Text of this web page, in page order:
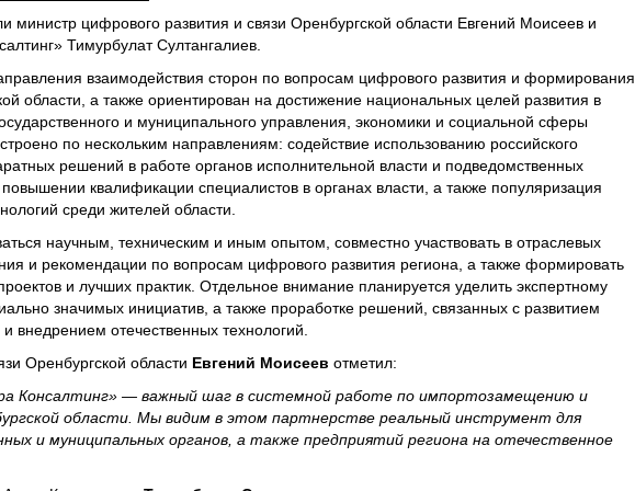
министр цифрового развития и связи Оренбургской области Евгений Моисеев и
Тимурбулат Султангалиев.
взаимодействия сторон по вопросам цифрового развития и формирования
области, а также ориентирован на достижение национальных целей развития в
и муниципального управления, экономики и социальной сферы
по нескольким направлениям: содействие использованию российского
решений в работе органов исполнительной власти и подведомственных
квалификации специалистов в органах власти, а также популяризация
среди жителей области.
научным, техническим и иным опытом, совместно участвовать в отраслевых
и рекомендации по вопросам цифрового развития региона, а также формировать
и лучших практик. Отдельное внимание планируется уделить экспертному
значимых инициатив, а также проработке решений, связанных с развитием
внедрением отечественных технологий.
Оренбургской области Евгений Моисеев отметил:
Консалтинг» — важный шаг в системной работе по импортозамещению и
области. Мы видим в этом партнерстве реальный инструмент для
и муниципальных органов, а также предприятий региона на отечественное